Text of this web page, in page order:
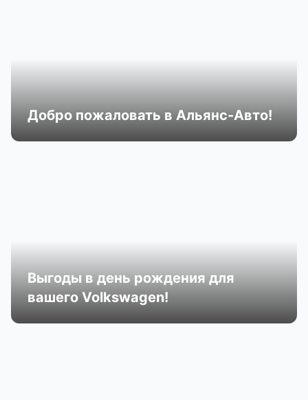
Добро пожаловать в Альянс-Авто!
Выгоды в день рождения для
вашего Volkswagen!